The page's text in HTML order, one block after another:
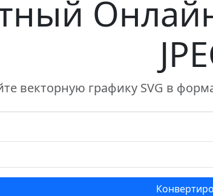
векторную графику SVG в